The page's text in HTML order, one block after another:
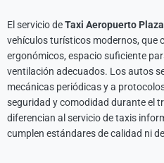
El servicio deTaxi Aeropuerto
vehículos turísticos modernos, que
ergonómicos, espacio suficiente
ventilación adecuados. Los autos
mecánicas periódicas y a
seguridad y comodidad durante el
diferencian al servicio de taxis
cumplen estándares de calidad ni